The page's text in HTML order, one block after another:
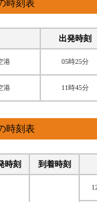
時刻表
出発時刻
港 05時25分
港 11時45分
時刻表
時刻 到着時刻